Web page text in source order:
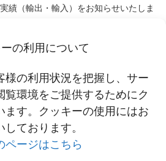
の利用について
様の利用状況を把握し、サー
覧環境をご提供するためにク
ます。クッキーの使用にはお
ております。
ページはこちら
績（輸出・輸入）をお知らせいたしま
一覧へ